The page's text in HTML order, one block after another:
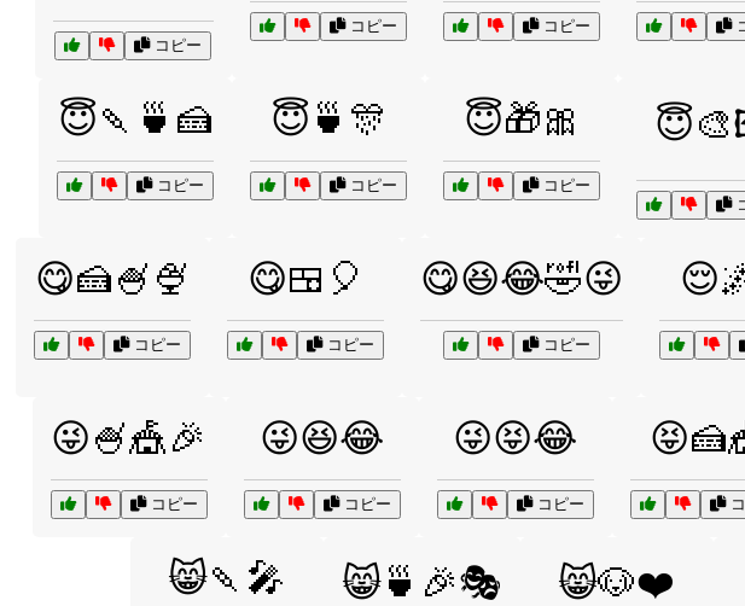
コピー
コピー コピー
😇🍡🍵🍰
コピー
😇🍵🎊
コピー
😇🎁🎀
コピー
😋🍰🍧🍨
コピー
😋🍱🎈
コピー
😋😆😂🤣😜
コピー
😜🍧🎪🎉
コピー
😜😆😂
コピー
😜😝😂
コピー
😸🍡🎤 😸🍵🎉🎭 😸🐶❤️